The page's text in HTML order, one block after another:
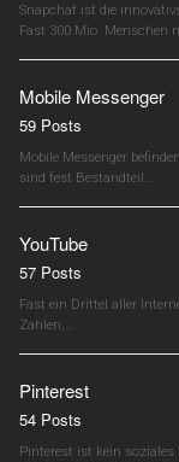
Snapchat ist die
Fast 300 Mio. Menschen
Mobile Messenger
59 Posts
Mobile Messenger
sind fest Bestandteil…
YouTube
57 Posts
Fast ein Drittel aller
Zahlen,…
Pinterest
54 Posts
Pinterest ist kein soziales